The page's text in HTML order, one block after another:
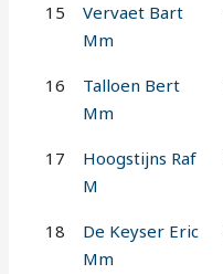
15
Vervaet Bart
Mm
16
Talloen Bert
Mm
17
Hoogstijns Raf
M
18
De Keyser Eric
Mm